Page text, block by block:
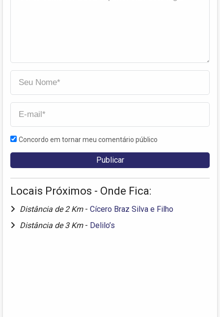
Concordo em tornar meu comentário público
Locais Próximos - Onde Fica:
Distância de 2 Km - Cícero Braz Silva e Filho
Distância de 3 Km - Delilo’s